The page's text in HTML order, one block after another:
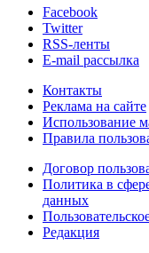
Facebook
Twitter
RSS-ленты
E-mail рассылка
Контакты
Реклама на сайте
Использование
Правила
Договор
Политика в
данных
Редакция